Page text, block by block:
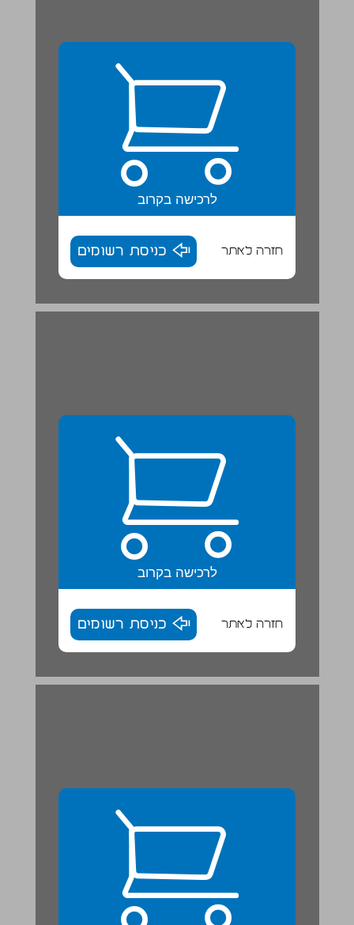
לרכישה בקרוב
חזרה לאתר כניסת רשומים
לרכישה בקרוב
חזרה לאתר כניסת רשומים